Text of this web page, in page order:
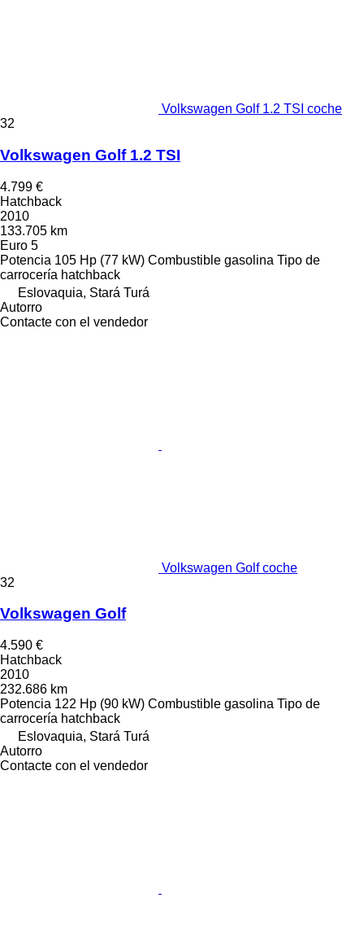
Volkswagen Golf 1.2 TSI coche
32
Volkswagen Golf 1.2 TSI
4.799 €
Hatchback
2010
133.705 km
Euro 5
Potencia 105 Hp (77 kW) Combustible gasolina Tipo de
carrocería hatchback
Eslovaquia, Stará Turá
Autorro
Contacte con el vendedor
Volkswagen Golf coche
32
Volkswagen Golf
4.590 €
Hatchback
2010
232.686 km
Potencia 122 Hp (90 kW) Combustible gasolina Tipo de
carrocería hatchback
Eslovaquia, Stará Turá
Autorro
Contacte con el vendedor